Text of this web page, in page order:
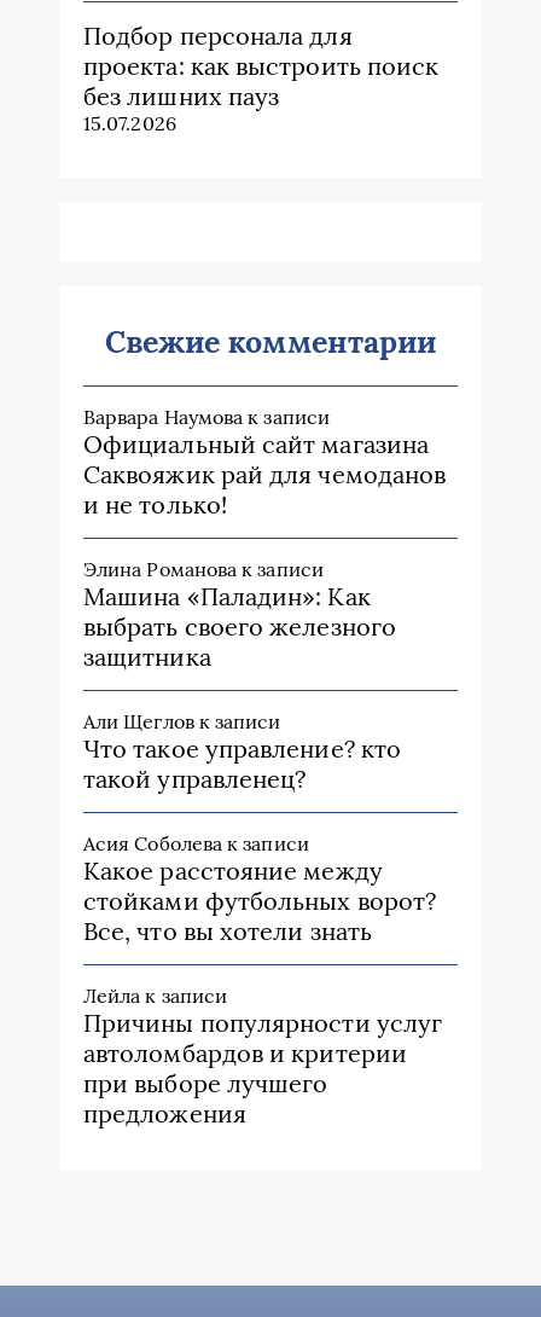
Подбор персонала для
проекта: как выстроить поиск
без лишних пауз
15.07.2026
Свежие комментарии
Варвара Наумова к записи
Официальный сайт магазина
Саквояжик рай для чемоданов
и не только!
Элина Романова к записи
Машина «Паладин»: Как
выбрать своего железного
защитника
Али Щегловк записи
Что такое управление? кто
такой управленец?
Асия Соболева к записи
Какое расстояние между
стойками футбольных ворот?
Все, что вы хотели знать
Лейла к записи
Причины популярности услуг
автоломбардов и критерии
при выборе лучшего
предложения